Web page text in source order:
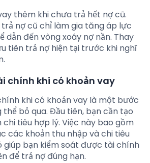
thêm khi chưa trả hết nợ cũ.
nợ cũ chỉ làm gia tăng áp lực
dẫn đến vòng xoáy nợ nần. Thay
tiên trả nợ hiện tại trước khi nghĩ
chính khi có khoản vay
khi có khoản vay là một bước
bỏ qua. Đầu tiên, bạn cần tạo
tiêu hợp lý. Việc này bao gồm
các khoản thu nhập và chi tiêu
giúp bạn kiểm soát được tài chính
để trả nợ đúng hạn.